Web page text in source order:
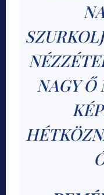
NAGY Ő